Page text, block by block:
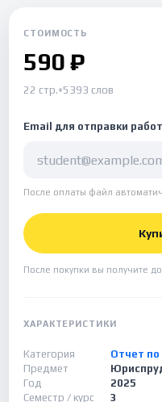
СТОИМОСТЬ
590 ₽
22 стр.•5393 слов
Email для отправки
После оплаты файл
После покупки вы получите
ХАРАКТЕРИСТИКИ
Категория
Отчет по
Предмет
Год
2025
Семестр / курс
3